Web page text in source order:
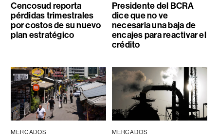
Cencosud reporta
pérdidas trimestrales
por costos de su nuevo
plan estratégico
Presidente del BCRA
dice que no ve
necesaria una baja de
encajes para reactivar el
crédito
MERCADOS MERCADOS